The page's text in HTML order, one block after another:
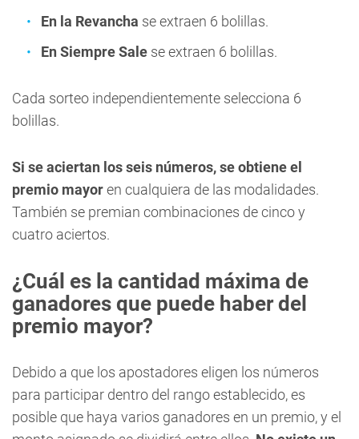
En la Revancha se extraen 6 bolillas.
En Siempre Sale se extraen 6 bolillas.
Cada sorteo independientemente selecciona 6
bolillas.
Si se aciertan los seis números, se obtiene el
premio mayoren cualquiera de las modalidades.
También se premian combinaciones de cinco y
cuatro aciertos.
¿Cuál es la cantidad máxima de
ganadores que puede haber del
premio mayor?
Debido a que los apostadores eligen los números
para participar dentro del rango establecido, es
posible que haya varios ganadores en un premio, y el